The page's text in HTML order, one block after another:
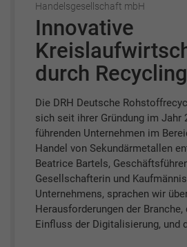
Handelsgesellschaft mbH
Innovative
durch Recycling
Die DRH Deutsche
sich seit ihrer Gründung im Jahr
führenden Unternehmen im
Handel von Sekundärmetallen
Beatrice Bartels,
Gesellschafterin und
Unternehmens, sprachen wir
Herausforderungen der Branche,
Einfluss der Digitalisierung, und